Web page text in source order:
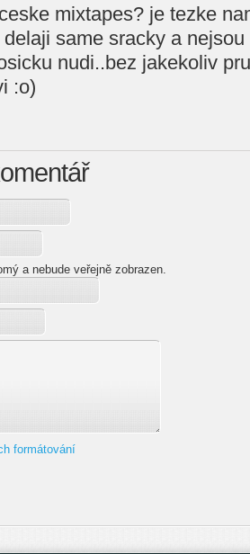
mixtapes? je tezke
same sracky a
nudi..bez jakekoliv
:o)
a nebude veřejně zobrazen.
formátování